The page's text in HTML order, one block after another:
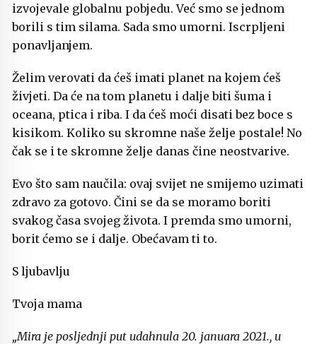
izvojevale globalnu pobjedu. Već smo se jednom
borili s tim silama. Sada smo umorni. Iscrpljeni
ponavljanjem.
Želim verovati da ćeš imati planet na kojem ćeš
živjeti. Da će na tom planetu i dalje biti šuma i
oceana, ptica i riba. I da ćeš moći disati bez boce s
kisikom. Koliko su skromne naše želje postale! No
čak se i te skromne želje danas čine neostvarive.
Evo što sam naučila: ovaj svijet ne smijemo uzimati
zdravo za gotovo. Čini se da se moramo boriti
svakog časa svojeg života. I premda smo umorni,
borit ćemo se i dalje. Obećavam ti to.
S ljubavlju
Tvoja mama
„Mira je posljednji put udahnula 20. januara 2021., u